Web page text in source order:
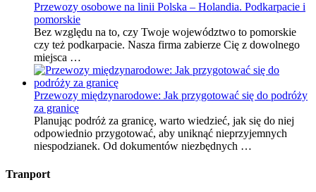
Przewozy osobowe na linii Polska – Holandia. Podkarpacie i
pomorskie
Bez względu na to, czy Twoje województwo to pomorskie
czy też podkarpacie. Nasza firma zabierze Cię z dowolnego
miejsca …
Przewozy międzynarodowe: Jak przygotować się do podróży
za granicę
Planując podróż za granicę, warto wiedzieć, jak się do niej
odpowiednio przygotować, aby uniknąć nieprzyjemnych
niespodzianek. Od dokumentów niezbędnych …
Tranport